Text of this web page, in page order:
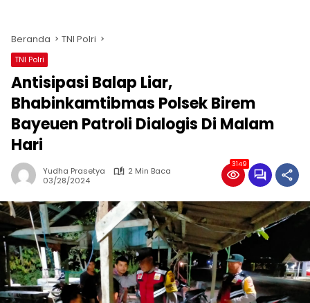
Beranda TNI Polri
TNI Polri
Antisipasi Balap Liar,
Bhabinkamtibmas Polsek Birem
Bayeuen Patroli Dialogis Di Malam
Hari
Yudha Prasetya
2 Min Baca
03/28/2024
3149